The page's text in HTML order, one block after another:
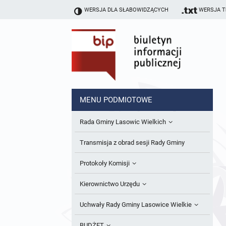
WERSJA DLA SŁABOWIDZĄCYCH WERSJA
MENU PODMIOTOWE
Rada Gminy Lasowic Wielkich
Sesje Rady Gminy
Skład Rady Gminy
Interpelacje i Zapytania Radnych
Komisje Rady Gminy i informacja o
Transmisja z obrad sesji Rady Gminy
Protokoły Komisji
Komisja Budżetu i Finansów
Komisja Oświatowa
Kierownictwo Urzędu
Wójt
Uchwały Rady Gminy Lasowice Wielkie